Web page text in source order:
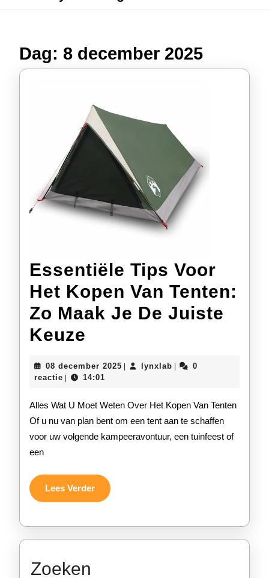
Dag: 8 december 2025
Essentiële Tips Voor
Het Kopen Van Tenten:
Zo Maak Je De Juiste
Keuze
Voor
Het
Kopen
Van
Zo
Maak
Je
Juiste
08 december 2025 08
lynxlablynxlab
0
reactie
14:01
Alles Wat U Moet Weten Over Het Kopen Van Tenten
Of u nu van plan bent om een tent aan te schaffen
voor uw volgende kampeeravontuur, een tuinfeest of
een
Lees VerderLees
Verder
Zoeken